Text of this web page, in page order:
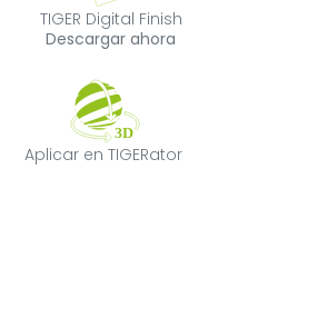
TIGER Digital Finish
Descargar ahora
Aplicar en TIGERator